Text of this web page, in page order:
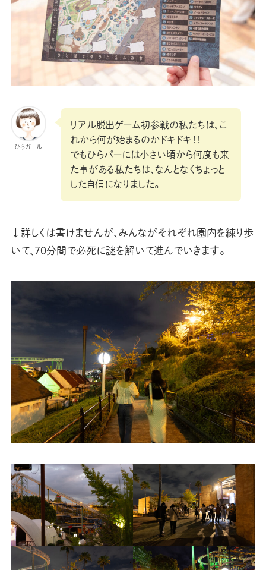
ひらガール
リアル脱出ゲーム初参戦の私たちは、こ
れから何が始まるのかドキドキ！！
でもひらパーには小さい頃から何度も来
た事がある私たちは、なんとなくちょっと
した自信になりました。
↓詳しくは書けませんが、みんながそれぞれ園内を練り歩
いて、70分間で必死に謎を解いて進んでいきます。